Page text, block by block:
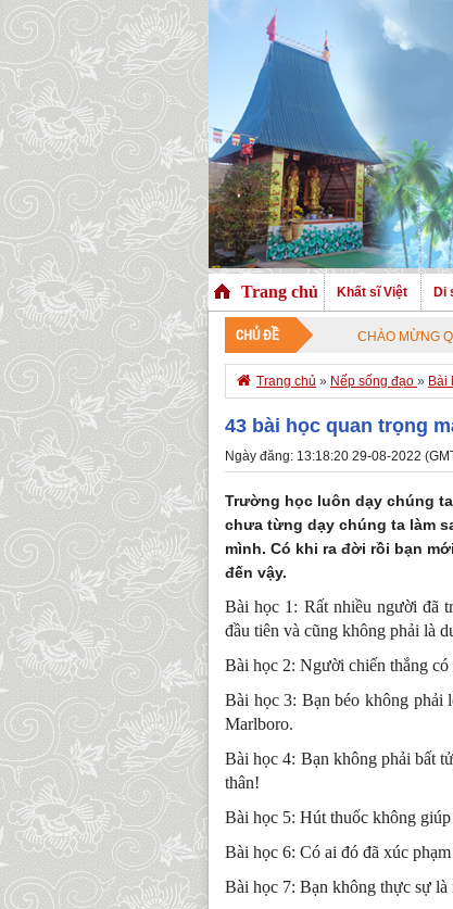
Trang chủ Khất sĩ Việt Di
CHỦ ĐỀ CHÀO MỪNG QUÝ VỊ ĐÃ
 Trang chủ » Nếp sống đạo » Bài
43 bài học quan trọng
Ngày đăng: 13:18:20 29-08-2022
Trường học luôn dạy chúng
chưa từng dạy chúng ta làm
mình. Có khi ra đời rồi bạn
đến vậy.
Bài học 1: Rất nhiều người đã
đầu tiên và cũng không phải là
Bài học 2: Người chiến thắng
Bài học 3: Bạn béo không phải
Marlboro.
Bài học 4: Bạn không phải bất
thân!
Bài học 5: Hút thuốc không
Bài học 6: Có ai đó đã xúc
Bài học 7: Bạn không thực sự